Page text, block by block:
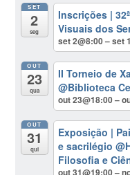
SET
2
seg
Inscrições |
Visuais dos
set 2@8:00 – set
OUT
23
qua
II Torneio de
@Biblioteca
out 23@18:00 –
OUT
31
qui
Exposição |
e sacrilégio
Filosofia e
out 31@19:00 –